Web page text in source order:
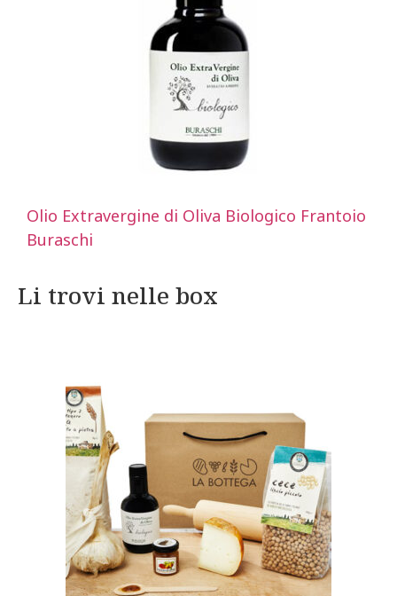
Olio Extravergine di Oliva Biologico Frantoio
Buraschi
Li trovi nelle box